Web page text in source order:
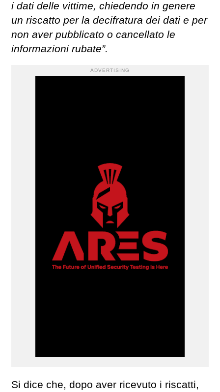
i dati delle vittime, chiedendo in genere
un riscatto per la decifratura dei dati e per
non aver pubblicato o cancellato le
informazioni rubate”.
ADVERTISING
Si dice che, dopo aver ricevuto i riscatti,